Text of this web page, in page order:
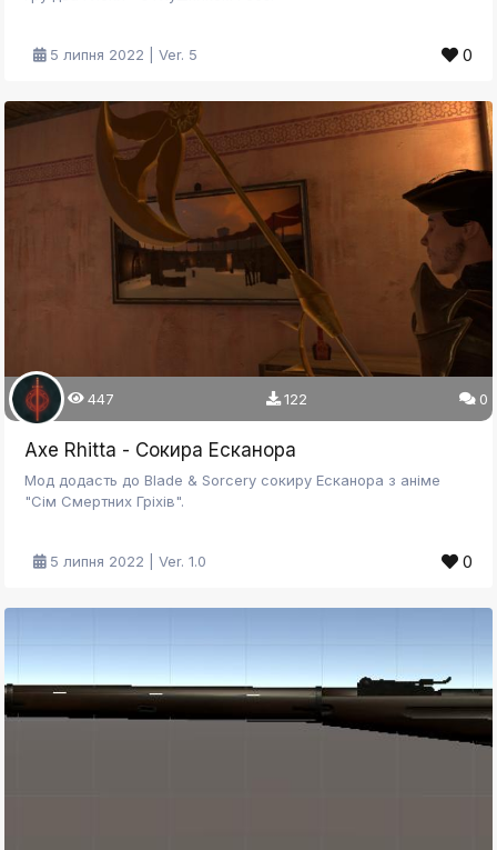
5 липня 2022 | Ver. 5 0
447 122 0
Axe Rhitta - Сокира Есканора
Мод додасть до Blade & Sorcery сокиру Есканора з аніме
"Сім Смертних Гріхів".
5 липня 2022 | Ver. 1.0 0